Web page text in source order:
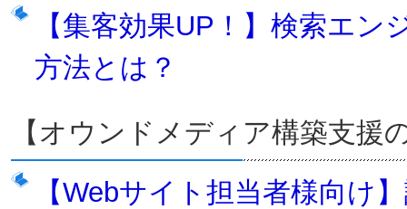
【集客効果UP！】検索エ
方法とは？
【オウンドメディア構築支援
【Webサイト担当者様向け